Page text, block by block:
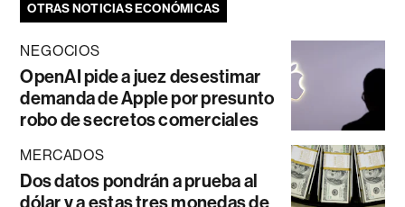
OTRAS NOTICIAS ECONÓMICAS
NEGOCIOS
OpenAI pide a juez desestimar
demanda de Apple por presunto
robo de secretos comerciales
MERCADOS
Dos datos pondrán a prueba al
dólar y a estas tres monedas de